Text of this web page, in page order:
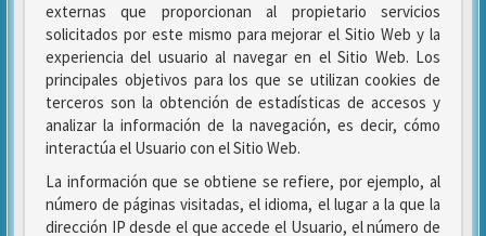
externas que proporcionan al propietario servicios
solicitados por este mismo para mejorar el Sitio Web y la
experiencia del usuario al navegar en el Sitio Web. Los
principales objetivos para los que se utilizan cookies de
terceros son la obtención de estadísticas de accesos y
analizar la información de la navegación, es decir, cómo
interactúa el Usuario con el Sitio Web.
La información que se obtiene se refiere, por ejemplo, al
número de páginas visitadas, el idioma, el lugar a la que la
dirección IP desde el que accede el Usuario, el número de